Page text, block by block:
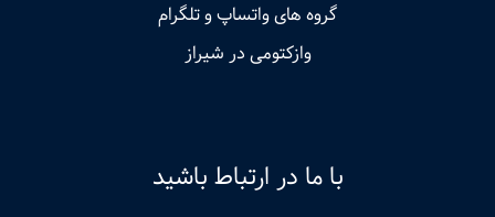
گروه های واتساپ و تلگرام
وازکتومی در شیراز
با ما در ارتباط باشید